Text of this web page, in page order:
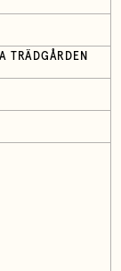
TRÄDGÅRDEN